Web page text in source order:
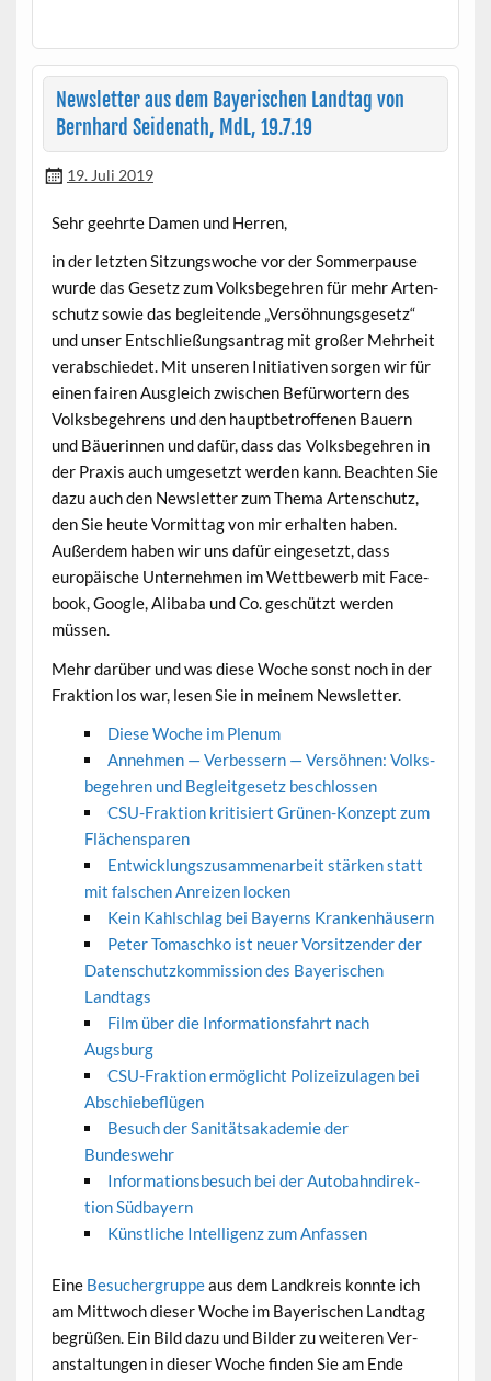
Newsletter aus dem Bayerischen Landtag von
Bernhard Seidenath, MdL, 19.7.19
19. Juli 2019
Sehr geehrte Damen und Herren,
in der let­zten Sitzungswoche vor der Som­mer­pause
wurde das Gesetz zum Volks­begehren für mehr Arten­
schutz sowie das beglei­t­ende „Ver­söh­nungs­ge­setz“
und unser Entschließungsantrag mit großer Mehrheit
ver­ab­schiedet. Mit unseren Ini­tia­tiv­en sor­gen wir für
einen fairen Aus­gle­ich zwis­chen Befür­wortern des
Volks­begehrens und den haupt­be­trof­fe­nen Bauern
und Bäuerin­nen und dafür, dass das Volks­begehren in
der Prax­is auch umge­set­zt wer­den kann. Beacht­en Sie
dazu auch den Newslet­ter zum The­ma Arten­schutz,
den Sie heute Vor­mit­tag von mir erhal­ten haben.
Außer­dem haben wir uns dafür einge­set­zt, dass
europäis­che Unternehmen im Wet­tbe­werb mit Face­
book, Google, Aliba­ba und Co. geschützt wer­den
müssen.
Mehr darüber und was diese Woche son­st noch in der
Frak­tion los war, lesen Sie in meinem Newsletter.
Diese Woche im Plenum
Annehmen — Verbessern — Ver­söh­nen: Volks­
begehren und Begleit­ge­setz beschlossen
CSU-Frak­tion kri­tisiert Grü­nen-Konzept zum
Flächensparen
Entwick­lungszusam­me­nar­beit stärken statt
mit falschen Anreizen locken
Kein Kahlschlag bei Bay­erns Krankenhäusern
Peter Tomaschko ist neuer Vor­sitzen­der der
Daten­schutzkom­mis­sion des Bay­erischen
Landtags
Film über die Infor­ma­tions­fahrt nach
Augsburg
CSU-Frak­tion ermöglicht Polizeizu­la­gen bei
Abschiebeflügen
Besuch der San­ität­sakademie der
Bundeswehr
Infor­ma­tions­be­such bei der Auto­bah­ndi­rek­
tion Südbayern
Kün­stliche Intel­li­genz zum Anfassen
Eine Besucher­gruppeaus dem Land­kreis kon­nte ich
am Mittwoch dieser Woche im Bay­erischen Land­tag
begrüßen. Ein Bild dazu und Bilder zu weit­eren Ver­
anstal­tun­gen in dieser Woche find­en Sie am Ende